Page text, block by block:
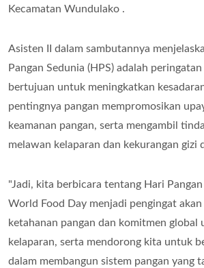
Kecamatan Wundulako .
Asisten II dalam sambutannya
Pangan Sedunia (HPS) adalah
bertujuan untuk meningkatkan
pentingnya pangan mempromosikan
keamanan pangan, serta mengambil
melawan kelaparan dan kekurangan gizi
"Jadi, kita berbicara tentang Hari
World Food Day menjadi pengingat
ketahanan pangan dan komitmen global
kelaparan, serta mendorong kita untuk
dalam membangun sistem pangan yang